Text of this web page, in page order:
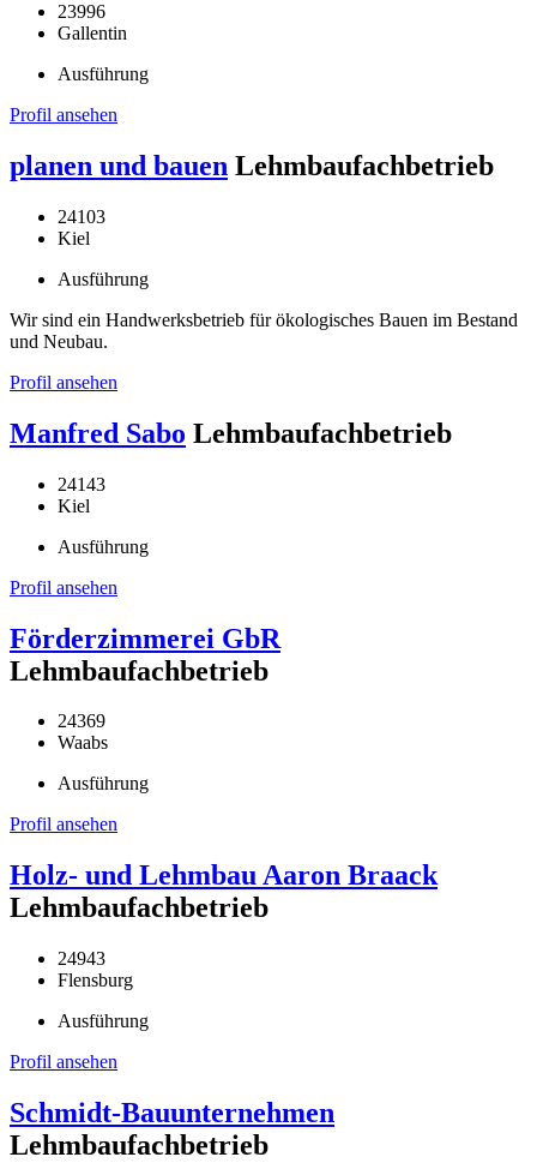
23996
Gallentin
Ausführung
Profil ansehen
planen und bauen Lehmbaufachbetrieb
24103
Kiel
Ausführung
Wir sind ein Handwerksbetrieb für ökologisches Bauen im Bestand
und Neubau.
Profil ansehen
Manfred Sabo Lehmbaufachbetrieb
24143
Kiel
Ausführung
Profil ansehen
Förderzimmerei GbR
Lehmbaufachbetrieb
24369
Waabs
Ausführung
Profil ansehen
Holz- und Lehmbau Aaron Braack
Lehmbaufachbetrieb
24943
Flensburg
Ausführung
Profil ansehen
Schmidt-Bauunternehmen
Lehmbaufachbetrieb